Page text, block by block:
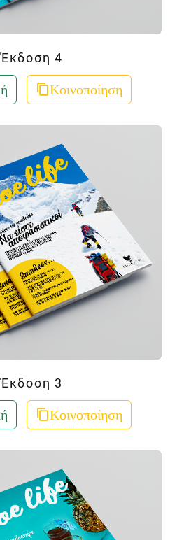
Έκδοση 4
Κοινοποίηση
Έκδοση 3
Κοινοποίηση